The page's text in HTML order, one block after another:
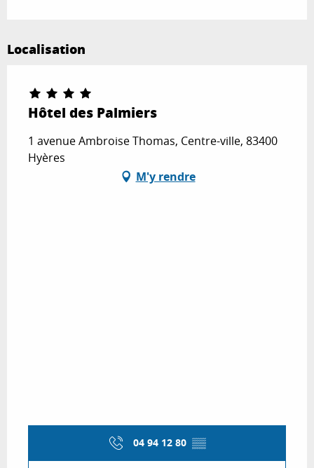
Localisation
Hôtel des Palmiers
1 avenue Ambroise Thomas, Centre-ville, 83400
Hyères
M'y rendre
04 94 12 80 ▒▒